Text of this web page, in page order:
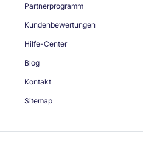
Partnerprogramm
Kundenbewertungen
Hilfe-Center
Blog
Kontakt
Sitemap